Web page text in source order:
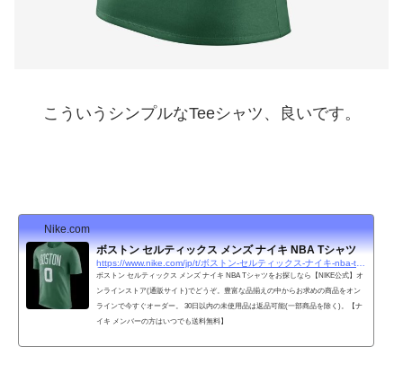
こういうシンプルなTeeシャツ、良いです。
Nike.com
ボストン セルティックス メンズ ナイキ NBA Tシャツ
ボストン セルティックス メンズ ナイキ NBA Tシャツをお探しなら【NIKE公式】オ
ンラインストア(通販サイト)でどうぞ。豊富な品揃えの中からお求めの商品をオン
ラインで今すぐオーダー。 30日以内の未使用品は返品可能(一部商品を除く)。【ナ
イキ メンバーの方はいつでも送料無料】